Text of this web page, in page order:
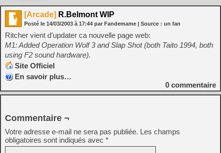
[Arcade] R.Belmont WIP
Posté le 14/03/2003 à 17:44 par Fandemame | Source : un fan
Ritcher vient d’updater ca nouvelle page web:
M1: Added Operation Wolf 3 and Slap Shot (both Taito 1994, both
using F2 sound hardware).
Site Officiel
En savoir plus…
0 commentaire
Commentaire ¬
Votre adresse e-mail ne sera pas publiée. Les champs
obligatoires sont indiqués avec *